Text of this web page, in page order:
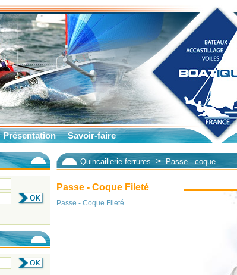
Présentation Savoir-faire
Quincaillerie ferrures > Passe - coque
Passe - Coque Fileté
Passe - Coque Fileté